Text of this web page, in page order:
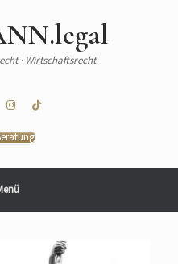
· Wirtschaftsrecht